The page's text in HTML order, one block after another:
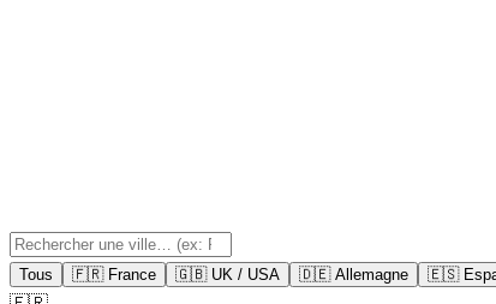
Tous 🇫🇷 France 🇬🇧 UK / USA 🇩🇪 Allemagne 🇪🇸